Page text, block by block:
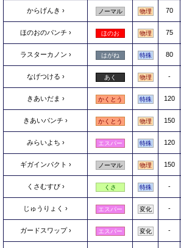
からげんき ノーマル 物理 70
ほのおのパンチ ほのお 物理 75
ラスターカノン はがね 特殊 80
なげつける あく 物理 -
きあいだま かくとう 特殊 120
きあいパンチ かくとう 物理 150
みらいよち エスパー 特殊 120
ギガインパクト ノーマル 物理 150
くさむすび くさ 特殊 -
じゅうりょく エスパー 変化 -
ガードスワップ エスパー 変化 -